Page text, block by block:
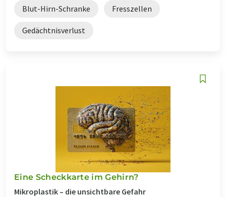
Blut-Hirn-Schranke Fresszellen
Gedächtnisverlust
Eine Scheckkarte im Gehirn?
Mikroplastik – die unsichtbare Gefahr